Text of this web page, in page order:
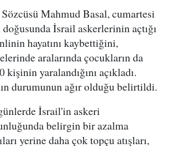
Mahmud Basal, cumartesi
İsrail askerlerinin açtığı
hayatını kaybettiğini,
aralarında çocukların da
yaralandığını açıkladı.
durumunun ağır olduğu belirtildi.
İsrail'in askeri
belirgin bir azalma
yerine daha çok topçu atışları,